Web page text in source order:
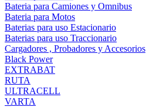
Bateria para Camiones y Omnibus
Bateria para Motos
Baterias para uso Estacionario
Baterias para uso Traccionario
Cargadores , Probadores y Accesorios
Black Power
EXTRABAT
RUTA
ULTRACELL
VARTA